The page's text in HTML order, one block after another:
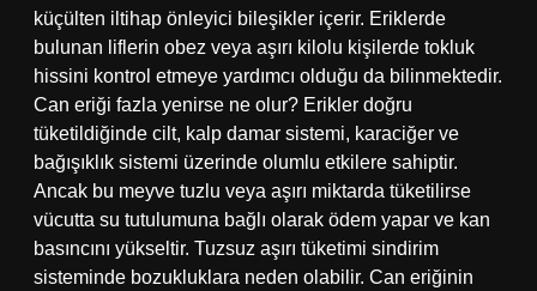
küçülten iltihap önleyici bileşikler içerir. Eriklerde
bulunan liflerin obez veya aşırı kilolu kişilerde tokluk
hissini kontrol etmeye yardımcı olduğu da bilinmektedir.
Can eriği fazla yenirse ne olur? Erikler doğru
tüketildiğinde cilt, kalp damar sistemi, karaciğer ve
bağışıklık sistemi üzerinde olumlu etkilere sahiptir.
Ancak bu meyve tuzlu veya aşırı miktarda tüketilirse
vücutta su tutulumuna bağlı olarak ödem yapar ve kan
basıncını yükseltir. Tuzsuz aşırı tüketimi sindirim
sisteminde bozukluklara neden olabilir. Can eriğinin